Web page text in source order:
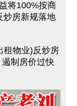
将100%按商
炒房新规落地
租物业)反炒房
制房价过快